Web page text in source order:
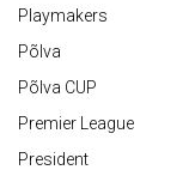
Playmakers
Põlva
Põlva CUP
Premier League
President